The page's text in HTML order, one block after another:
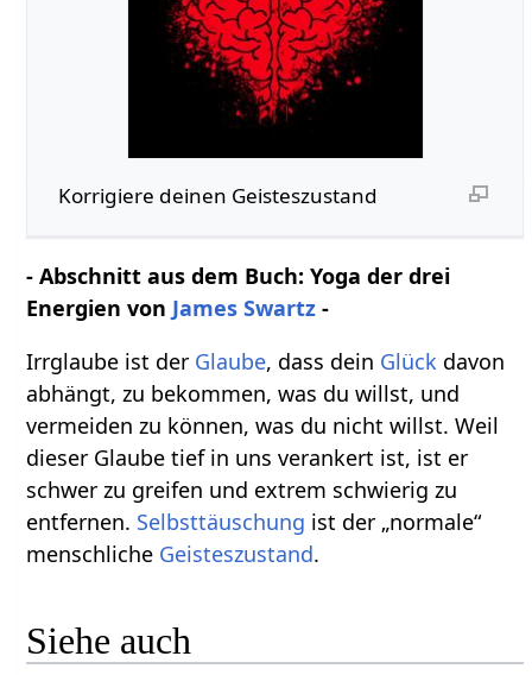
Korrigiere deinen Geisteszustand
- Abschnitt aus dem Buch: Yoga der drei
Energien von James Swartz -
Irrglaube ist der Glaube, dass dein Glück davon
abhängt, zu bekommen, was du willst, und
vermeiden zu können, was du nicht willst. Weil
dieser Glaube tief in uns verankert ist, ist er
schwer zu greifen und extrem schwierig zu
entfernen. Selbsttäuschung ist der „normale“
menschliche Geisteszustand.
Siehe auch